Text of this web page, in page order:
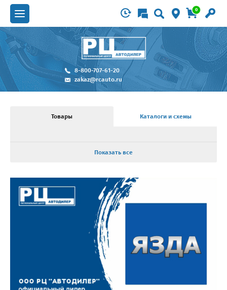
0
8-800-707-61-20
zakaz@rcauto.ru
Товары Каталоги и схемы
Показать все